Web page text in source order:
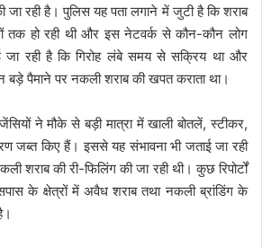
रही है। पुलिस यह पता लगाने में जुटी है कि शराब
तक हो रही थी और इस नेटवर्क से कौन-कौन लोग
रही है कि गिरोह लंबे समय से सक्रिय था और
बड़े पैमाने पर नकली शराब की खपत कराता था।
ने मौके से बड़ी मात्रा में खाली बोतलें, स्टीकर,
जब्त किए हैं। इससे यह संभावना भी जताई जा रही
शराब की री-फिलिंग की जा रही थी। कुछ रिपोर्टों
के क्षेत्रों में अवैध शराब तथा नकली ब्रांडिंग के